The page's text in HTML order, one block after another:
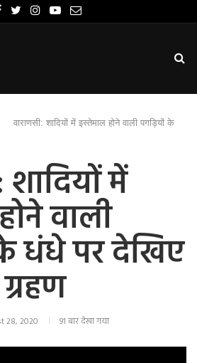
वाराणसी: शादियों में इस्तेमाल होने वाली पगड़ियों के
शादियों में
वाली
धंधे पर देखिए
28, 2020 91 बार देखा गया